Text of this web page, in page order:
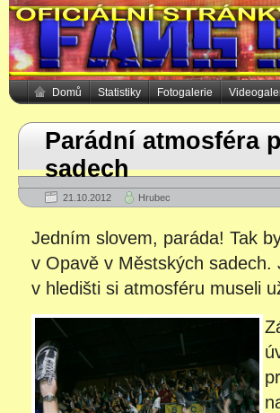
Domů Statistiky Fotogalerie
Parádní atmosféra
sadech
21.10.2012 Hrubec
Jedním slovem, paráda! Tak
v Opavě v Městských
v hledišti si atmosféru museli